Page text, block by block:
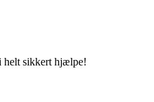
helt sikkert hjælpe!